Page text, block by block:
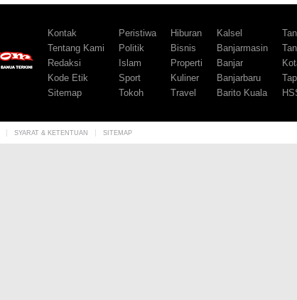
Kontak
Tentang Kami
Redaksi
Kode Etik
Sitemap
Peristiwa
Politik
Islam
Sport
Tokoh
Hiburan
Bisnis
Properti
Kuliner
Travel
Kalsel
Banjarmasin
Banjar
Banjarbaru
Barito Kuala
SYARAT & KETENTUAN SITEMAP